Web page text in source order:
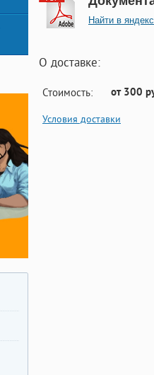
Найти в яндекс
О доставке:
Стоимость: от 300
Условия доставки